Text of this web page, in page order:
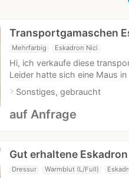
Transportgamaschen
Mehrfarbig Eskadron Nici
Hi, ich verkaufe diese
Leider hatte sich eine Maus
navigate_nextSonstiges, gebraucht
auf Anfrage
Gut erhaltene
Dressur Warmblut (L/Full)